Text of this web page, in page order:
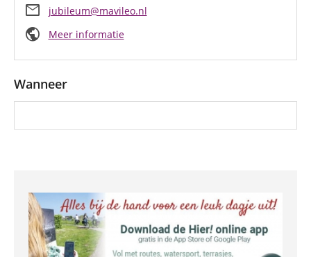
mail jubileum@mavileo.nl
public Meer informatie
Wanneer